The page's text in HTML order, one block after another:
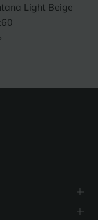
Light Beige